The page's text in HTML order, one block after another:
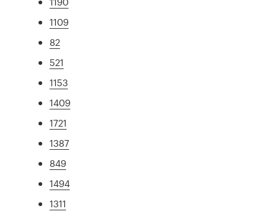
1109
82
521
1153
1409
1721
1387
849
1494
1311